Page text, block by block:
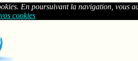
En poursuivant la navigation, vous
cookies